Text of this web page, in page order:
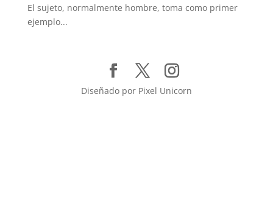
El sujeto, normalmente hombre, toma como primer
ejemplo...
Diseñado por Pixel Unicorn